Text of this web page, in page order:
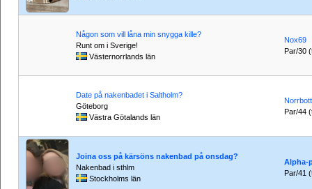
Någon som vill låna min snygga kille?
Runt om i Sverige!
Västernorrlands län
Nox69
Par/30
Date på nakenbadet i Saltholm?
Göteborg
Västra Götalands län
Par/44
Joina oss på kärsöns nakenbad på onsdag?
Nakenbad i sthlm
Stockholms län
Alpha-
Par/41